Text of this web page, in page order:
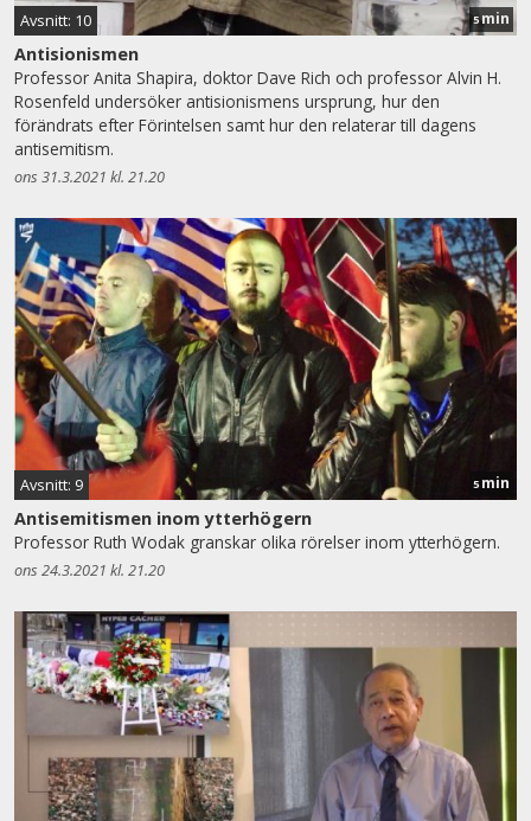
Avsnitt: 10 5min
Antisionismen
Professor Anita Shapira, doktor Dave Rich och professor Alvin H.
Rosenfeld undersöker antisionismens ursprung, hur den
förändrats efter Förintelsen samt hur den relaterar till dagens
antisemitism.
ons 31.3.2021 kl. 21.20
Avsnitt: 9 5 min
Antisemitismen inom ytterhögern
Professor Ruth Wodak granskar olika rörelser inom ytterhögern.
ons 24.3.2021 kl. 21.20